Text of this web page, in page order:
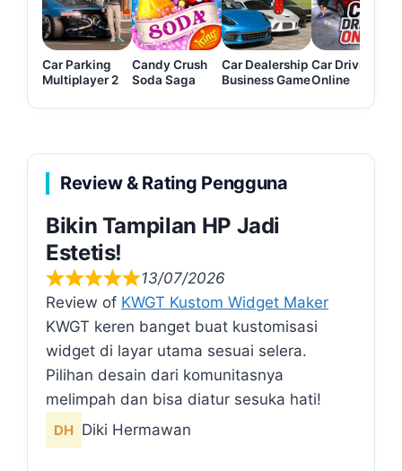
Car Parking
Multiplayer 2
Candy Crush
Soda Saga
Car Dealership
Business Game
Car Driving
Online
Review & Rating Pengguna
Bikin Tampilan HP Jadi
Estetis!
13/07/2026
Review of KWGT Kustom Widget Maker
KWGT keren banget buat kustomisasi
widget di layar utama sesuai selera.
Pilihan desain dari komunitasnya
melimpah dan bisa diatur sesuka hati!
Diki Hermawan